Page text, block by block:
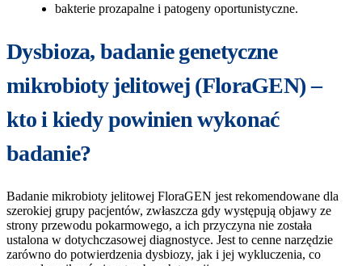
bakterie prozapalne i patogeny oportunistyczne.
Dysbioza, badanie genetyczne
mikrobioty jelitowej (FloraGEN) –
kto i kiedy powinien wykonać
badanie?
Badanie mikrobioty jelitowej FloraGEN jest rekomendowane dla
szerokiej grupy pacjentów, zwłaszcza gdy występują objawy ze
strony przewodu pokarmowego, a ich przyczyna nie została
ustalona w dotychczasowej diagnostyce. Jest to cenne narzędzie
zarówno do potwierdzenia dysbiozy, jak i jej wykluczenia, co